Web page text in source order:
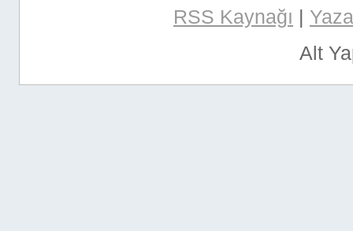
RSS Kaynağı |
Alt